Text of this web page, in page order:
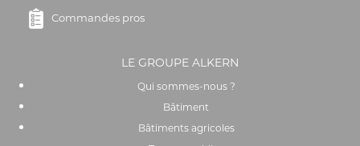
Commandes pros
LE GROUPE ALKERN
Qui sommes-nous ?
Bâtiment
Bâtiments agricoles